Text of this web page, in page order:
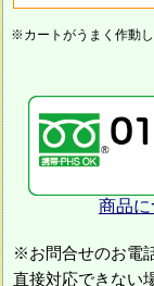
※カートがうまく作動し
商品
※お問合せのお電
直接対応できない